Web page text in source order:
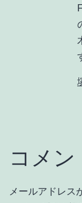
コメン
メールアドレス